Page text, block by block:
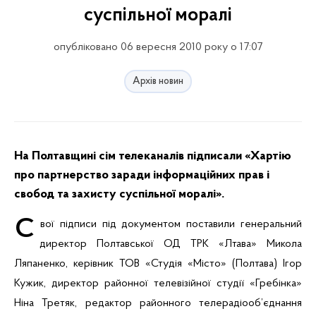
суспільної моралі
опубліковано 06 вересня 2010 року о 17:07
Архів новин
На Полтавщині сім телеканалів підписали «Хартію
про партнерство заради інформаційних прав і
свобод та захисту суспільної моралі».
С вої підписи під документом поставили генеральний
директор Полтавської ОД ТРК «Лтава» Микола
Ляпаненко, керівник ТОВ «Студія «Місто» (Полтава) Ігор
Кужик, директор районної телевізійної студії «Гребінка»
Ніна Третяк, редактор районного телерадіооб’єднання